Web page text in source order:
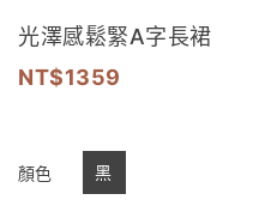
光澤感鬆緊A字長裙
1359
顏色 黑